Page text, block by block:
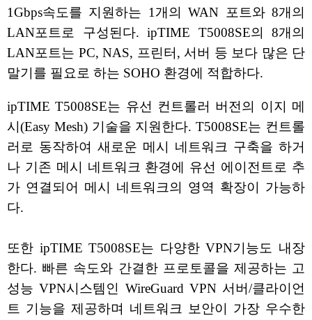
1Gbps속도를 지원하는 1개의 WAN 포트와 8개의
LAN포트로 구성된다. ipTIME T5008SE의 8개의
LAN포트는 PC, NAS, 프린터, 서버 등 보다 많은 단
말기를 필요로 하는 SOHO 환경에 적합하다.
ipTIME T5008SE는 유선 컨트롤러 버전의 이지 메
시(Easy Mesh) 기술을 지원한다. T5008SE는 컨트롤
러로 동작하여 새로운 메시 네트워크 구축을 하거
나 기존 메시 네트워크 환경에 유선 에이전트로 추
가 연결되어 메시 네트워크의 영역 확장이 가능하
다.
또한 ipTIME T5008SE는 다양한 VPN기능도 내장
한다. 빠른 속도와 간결한 프로토콜을 제공하는 고
성능 VPN시스템인 WireGuard VPN 서버/클라이언
트 기능을 제공하며 네트워크 보안이 가장 우수한